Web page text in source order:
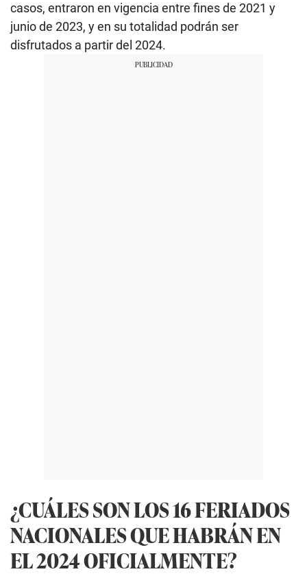
casos, entraron en vigencia entre fines de 2021 y
junio de 2023, y en su totalidad podrán ser
disfrutados a partir del 2024.
¿CUÁLES SON LOS 16 FERIADOS
NACIONALES QUE HABRÁN EN
EL 2024 OFICIALMENTE?